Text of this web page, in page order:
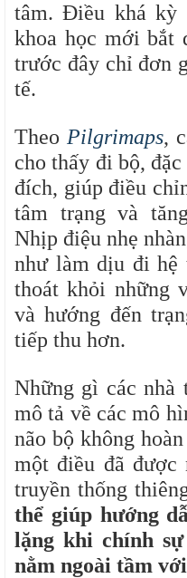
tâm. Điều khá kỳ
khoa học mới bắt
trước đây chỉ đơn
tế.
Theo Pilgrimaps,
cho thấy đi bộ,
đích, giúp điều
tâm trạng và
Nhịp điệu nhẹ
như làm dịu đi hệ
thoát khỏi những
và hướng đến
tiếp thu hơn.
Những gì các nhà
mô tả về các mô
não bộ không
một điều đã được
truyền thống
thể giúp hướng
lặng khi chính
nằm ngoài tầm với